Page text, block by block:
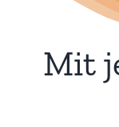
Mit